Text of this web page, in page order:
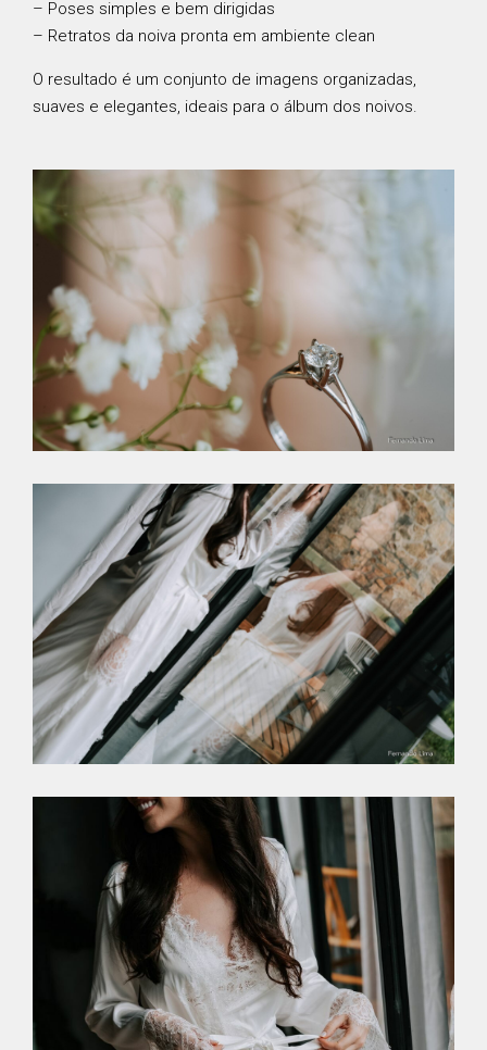
– Poses simples e bem dirigidas
– Retratos da noiva pronta em ambiente clean
O resultado é um conjunto de imagens organizadas,
suaves e elegantes, ideais para o álbum dos noivos.